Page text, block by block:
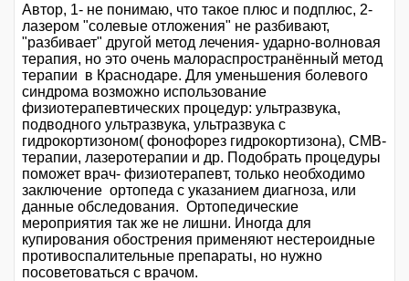
Автор, 1- не понимаю, что такое плюс и подплюс, 2-
лазером "солевые отложения" не разбивают,
"разбивает" другой метод лечения- ударно-волновая
терапия, но это очень малораспространённый метод
терапии в Краснодаре. Для уменьшения болевого
синдрома возможно использование
физиотерапевтических процедур: ультразвука,
подводного ультразвука, ультразвука с
гидрокортизоном( фонофорез гидрокортизона), СМВ-
терапии, лазеротерапии и др. Подобрать процедуры
поможет врач- физиотерапевт, только необходимо
заключение ортопеда с указанием диагноза, или
данные обследования. Ортопедические
мероприятия так же не лишни. Иногда для
купирования обострения применяют нестероидные
противоспалительные препараты, но нужно
посоветоваться с врачом.